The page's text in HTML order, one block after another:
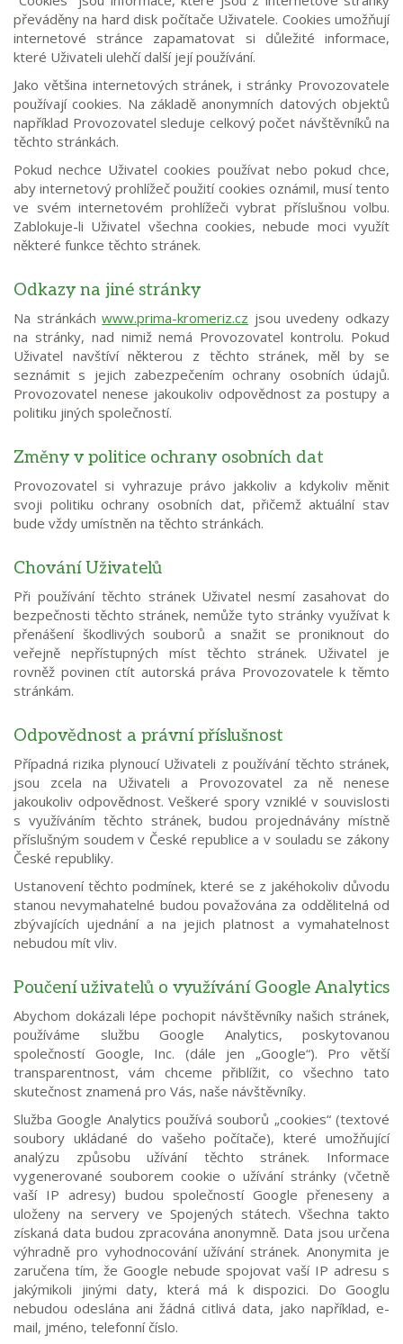
převáděny na hard disk počítače Uživatele. Cookies umožňují
internetové stránce zapamatovat si důležité informace,
které Uživateli ulehčí další její používání.
Jako většina internetových stránek, i stránky Provozovatele
používají cookies. Na základě anonymních datových objektů
například Provozovatel sleduje celkový počet návštěvníků na
těchto stránkách.
Pokud nechce Uživatel cookies používat nebo pokud chce,
aby internetový prohlížeč použití cookies oznámil, musí tento
ve svém internetovém prohlížeči vybrat příslušnou volbu.
Zablokuje-li Uživatel všechna cookies, nebude moci využít
některé funkce těchto stránek.
Odkazy na jiné stránky
Na stránkáchwww.prima-kromeriz.cz jsou uvedeny odkazy
na stránky, nad nimiž nemá Provozovatel kontrolu. Pokud
Uživatel navštíví některou z těchto stránek, měl by se
seznámit s jejich zabezpečením ochrany osobních údajů.
Provozovatel nenese jakoukoliv odpovědnost za postupy a
politiku jiných společností.
Změny v politice ochrany osobních dat
Provozovatel si vyhrazuje právo jakkoliv a kdykoliv měnit
svoji politiku ochrany osobních dat, přičemž aktuální stav
bude vždy umístněn na těchto stránkách.
Chování Uživatelů
Při používání těchto stránek Uživatel nesmí zasahovat do
bezpečnosti těchto stránek, nemůže tyto stránky využívat k
přenášení škodlivých souborů a snažit se proniknout do
veřejně nepřístupných míst těchto stránek. Uživatel je
rovněž povinen ctít autorská práva Provozovatele k těmto
stránkám.
Odpovědnost a právní příslušnost
Případná rizika plynoucí Uživateli z používání těchto stránek,
jsou zcela na Uživateli a Provozovatel za ně nenese
jakoukoliv odpovědnost. Veškeré spory vzniklé v souvislosti
s využíváním těchto stránek, budou projednávány místně
příslušným soudem v České republice a v souladu se zákony
České republiky.
Ustanovení těchto podmínek, které se z jakéhokoliv důvodu
stanou nevymahatelné budou považována za oddělitelná od
zbývajících ujednání a na jejich platnost a vymahatelnost
nebudou mít vliv.
Poučení uživatelů o využívání Google Analytics
Abychom dokázali lépe pochopit návštěvníky našich stránek,
používáme službu Google Analytics, poskytovanou
společností Google, Inc. (dále jen „Google“). Pro větší
transparentnost, vám chceme přiblížit, co všechno tato
skutečnost znamená pro Vás, naše návštěvníky.
Služba Google Analytics používá souborů „cookies“ (textové
soubory ukládané do vašeho počítače), které umožňující
analýzu způsobu užívání těchto stránek. Informace
vygenerované souborem cookie o užívání stránky (včetně
vaší IP adresy) budou společností Google přeneseny a
uloženy na servery ve Spojených státech. Všechna takto
získaná data budou zpracována anonymně. Data jsou určena
výhradně pro vyhodnocování užívání stránek. Anonymita je
zaručena tím, že Google nebude spojovat vaší IP adresu s
jakýmikoli jinými daty, která má k dispozici. Do Googlu
nebudou odeslána ani žádná citlivá data, jako například, e-
mail, jméno, telefonní číslo.